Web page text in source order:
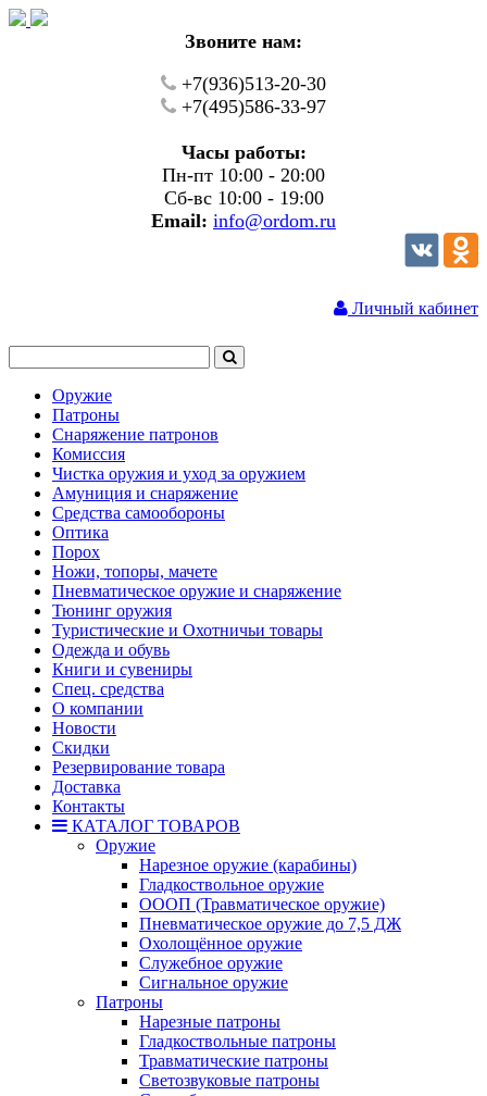
Звоните нам:
+7(936)513-20-30
+7(495)586-33-97
Часы работы:
Пн-пт 10:00 - 20:00
Сб-вс 10:00 - 19:00
Email: info@ordom.ru
Личный кабинет
Оружие
Патроны
Снаряжение патронов
Комиссия
Чистка оружия и уход за оружием
Амуниция и снаряжение
Средства самообороны
Оптика
Порох
Ножи, топоры, мачете
Пневматическое оружие и снаряжение
Тюнинг оружия
Туристические и Охотничьи товары
Одежда и обувь
Книги и сувениры
Спец. средства
О компании
Новости
Скидки
Резервирование товара
Доставка
Контакты
КАТАЛОГ ТОВАРОВ
Оружие
Нарезное оружие (карабины)
Гладкоствольное оружие
ОООП (Травматическое оружие)
Пневматическое оружие до 7,5 ДЖ
Охолощённое оружие
Служебное оружие
Сигнальное оружие
Патроны
Нарезные патроны
Гладкоствольные патроны
Травматические патроны
Светозвуковые патроны